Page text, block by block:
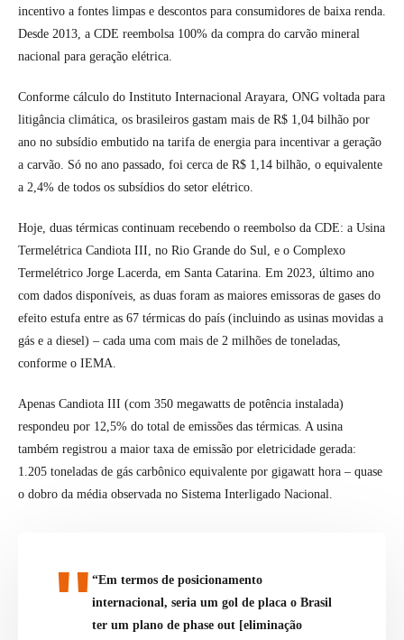
incentivo a fontes limpas e descontos para consumidores de baixa renda.
Desde 2013, a CDE reembolsa 100% da compra do carvão mineral
nacional para geração elétrica.
Conforme cálculo do Instituto Internacional Arayara, ONG voltada para
litigância climática, os brasileiros gastam mais de R$ 1,04 bilhão por
ano no subsídio embutido na tarifa de energia para incentivar a geração
a carvão. Só no ano passado, foi cerca de R$ 1,14 bilhão, o equivalente
a 2,4% de todos os subsídios do setor elétrico.
Hoje, duas térmicas continuam recebendo o reembolso da CDE: a Usina
Termelétrica Candiota III, no Rio Grande do Sul, e o Complexo
Termelétrico Jorge Lacerda, em Santa Catarina. Em 2023, último ano
com dados disponíveis, as duas foram as maiores emissoras de gases do
efeito estufa entre as 67 térmicas do país (incluindo as usinas movidas a
gás e a diesel) – cada uma com mais de 2 milhões de toneladas,
conforme o IEMA.
Apenas Candiota III (com 350 megawatts de potência instalada)
respondeu por 12,5% do total de emissões das térmicas. A usina
também registrou a maior taxa de emissão por eletricidade gerada:
1.205 toneladas de gás carbônico equivalente por gigawatt hora – quase
o dobro da média observada no Sistema Interligado Nacional.
“Em termos de posicionamento
internacional, seria um gol de placa o Brasil
ter um plano de phase out [eliminação